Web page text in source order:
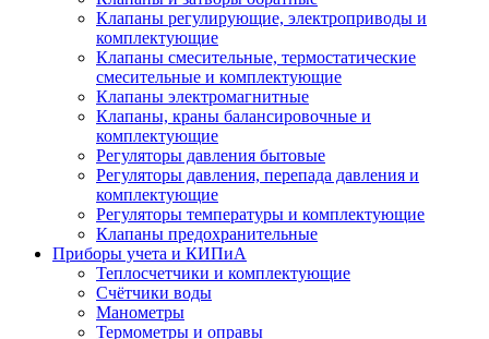
Клапаны регулирующие, электроприводы и
комплектующие
Клапаны смесительные, термостатические
смесительные и комплектующие
Клапаны электромагнитные
Клапаны, краны балансировочные и
комплектующие
Регуляторы давления бытовые
Регуляторы давления, перепада давления и
комплектующие
Регуляторы температуры и комплектующие
Клапаны предохранительные
Приборы учета и КИПиА
Теплосчетчики и комплектующие
Счётчики воды
Манометры
Термометры и оправы